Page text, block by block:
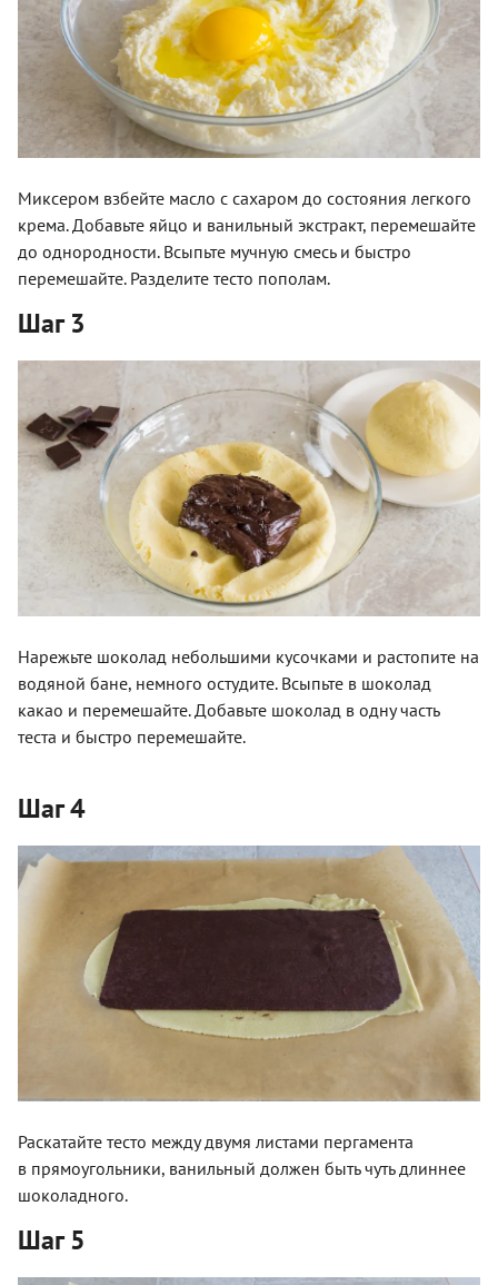
Миксером взбейте масло с сахаром до состояния легкого
крема. Добавьте яйцо и ванильный экстракт, перемешайте
до однородности. Всыпьте мучную смесь и быстро
перемешайте. Разделите тесто пополам.
Шаг 3
Нарежьте шоколад небольшими кусочками и растопите на
водяной бане, немного остудите. Всыпьте в шоколад
какао и перемешайте. Добавьте шоколад в одну часть
теста и быстро перемешайте.
Шаг 4
Раскатайте тесто между двумя листами пергамента
в прямоугольники, ванильный должен быть чуть длиннее
шоколадного.
Шаг 5